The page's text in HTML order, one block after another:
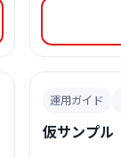
運用ガイド
仮サンプル